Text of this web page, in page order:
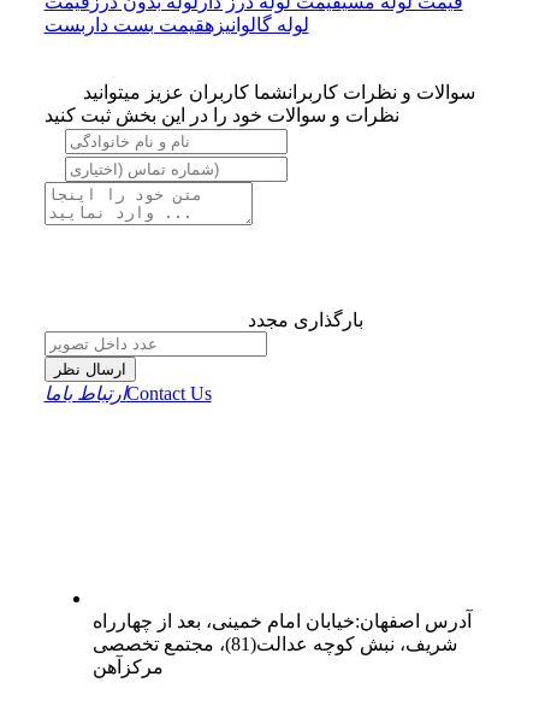
لوله گالوانیزهقیمت بست داربست
سوالات و نظرات کاربرانشما کاربران عزیز میتوانید
نظرات و سوالات خود را در این بخش ثبت کنید
بارگذاری مجدد
ارسال نظر
ارتباط باماContact Us
آدرس اصفهان:خیابان امام خمینی، بعد از چهارراه
شریف، نبش کوچه عدالت(81)، مجتمع تخصصی
مرکزآهن